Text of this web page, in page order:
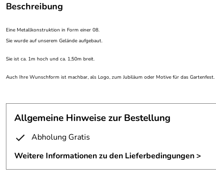
Beschreibung
Eine Metallkonstruktion in Form einer 08.
Sie wurde auf unserem Gelände aufgebaut.
Sie ist ca. 1m hoch und ca. 1,50m breit.
Auch Ihre Wunschform ist machbar, als Logo, zum Jubiläum oder Motive für das Gartenfest.
Allgemeine Hinweise zur Bestellung
Abholung Gratis
Weitere Informationen zu den Lieferbedingungen >